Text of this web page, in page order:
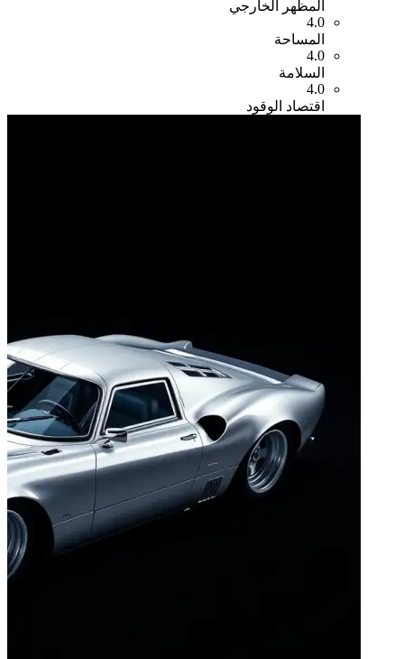
المظهر الخارجي
4.0
المساحة
4.0
السلامة
4.0
اقتصاد الوقود